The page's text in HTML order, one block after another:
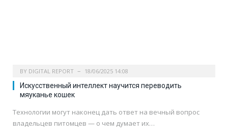
BY DIGITAL REPORT 18/06/2025 14:08
Искусственный интеллект научится переводить
мяуканье кошек
Технологии могут наконец дать ответ на вечный вопрос
владельцев питомцев — о чем думает их…